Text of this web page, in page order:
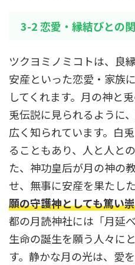
3-2 恋愛・縁結びとの
ツクヨミノミコトは、良
安産といった恋愛・家族
してくれます。月の神と
兎伝説に見られるように
広く知られています。白
ることもあり、人と人と
た、神功皇后が月の神の
せ、無事に安産を果たし
願の守護神としても篤い
都の月読神社には「月延
生命の誕生を願う人々に
す。静かな月の光は、愛